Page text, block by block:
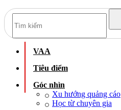
VAA
Tiêu điểm
Góc nhìn
Xu hướng quảng cáo
Học từ chuyên gia